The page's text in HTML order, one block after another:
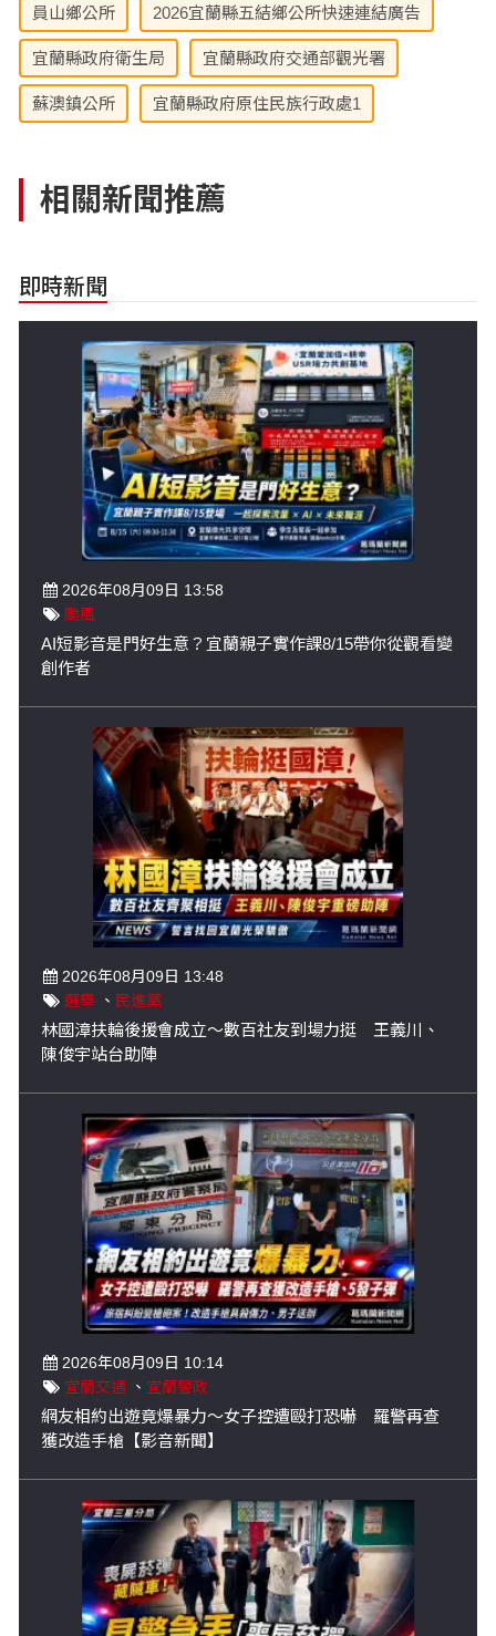
員山鄉公所 2026宜蘭縣五結鄉公所快速連結廣告
宜蘭縣政府衛生局 宜蘭縣政府交通部觀光署
蘇澳鎮公所 宜蘭縣政府原住民族行政處1
相關新聞推薦
即時新聞
2026年08月09日 13:58
颱風
AI短影音是門好生意？宜蘭親子實作課8/15帶你從觀看變
創作者
2026年08月09日 13:48
選舉 、 民進黨
林國漳扶輪後援會成立～數百社友到場力挺 王義川、
陳俊宇站台助陣
2026年08月09日 10:14
宜蘭交通 、 宜蘭警政
網友相約出遊竟爆暴力～女子控遭毆打恐嚇 羅警再查
獲改造手槍【影音新聞】